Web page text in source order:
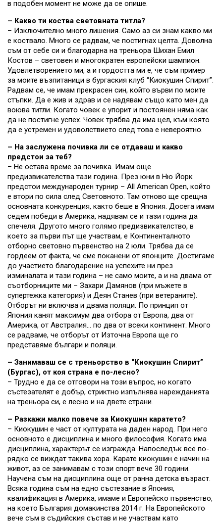
в подобен момент не може да се опише.
– Какво ти коства световната титла?
– Изключително много лишения. Само аз си знам какво ми
е коствало. Много се радвам, че постигнах целта. Доволна
съм от себе си и благодарна на треньора Шихан Емил
Костов – световен и многократен европейски шампион.
Удовлетворението ми, а и гордостта ми е, че съм пример
за моите възпитаници в бургаския клуб “Киокушин Спирит”.
Радвам се, че имам прекрасен син, който върви по моите
стъпки. Да е жив и здрав и се надявам също като мен да
воюва титли. Когато човек е упорит и постоянен няма как
да не постигне успех. Човек трябва да има цел, към която
да е устремен и удоволствието след това е невероятно.
– На заслужена почивка ли се отдаваш и какво
предстои за теб?
– Не остава време за почивка. Имам още
предизвикателства тази година. През юни в Ню Йорк
предстои международен турнир – All American Open, който
е втори по сила след Световното. Там отново ще срещна
основната конкуренция, както беше в Япония. Досега имам
седем победи в Америка, надявам се и тази година да
спечеля. Другото много голямо предизвикателство, в
което за първи път ще участвам, е Континенталното
отборно световно първенство на 2 юли. Трябва да се
гордеем от факта, че сме поканени от японците. Достигаме
до участието благодарение на успехите ни през
изминалата и тази година – не само моите, а и на двама от
съотборниците ми – Захари Дамянов (при мъжете в
супертежка категория) и Деян Станев (при ветераните).
Отборът ни включва и двама поляци. По принцип от
Япония канят максимум два отбора от Европа, два от
Америка, от Австралия… по два от всеки континент. Много
се радваме, че отборът от Източна Европа ще го
представяме българи и поляци.
– Занимаваш се с треньорство в “Киокушин Спирит”
(Бургас), от коя страна е по-лесно?
– Трудно е да се отговори на този въпрос, но когато
състезателят е добър, стриктно изпълнява нарежданията
на треньора си, е лесно и на двете страни.
– Разкажи малко повече за Киокушин каратето?
– Киокушин е част от културата на даден народ. При него
основното е дисциплина и много философия. Когато има
дисциплина, характерът се изгражда. Напоследък все по-
рядко се виждат такива хора. Карате киокушин е начин на
живот, аз се занимавам с този спорт вече 30 години.
Научена съм на дисциплина още от ранна детска възраст.
Всяка година съм на едно състезание в Япония,
квалификация в Америка, имаме и Европейско първенство,
на което България домакинства 2014 г. На Европейското
вече съм в съдийския състав и не участвам като